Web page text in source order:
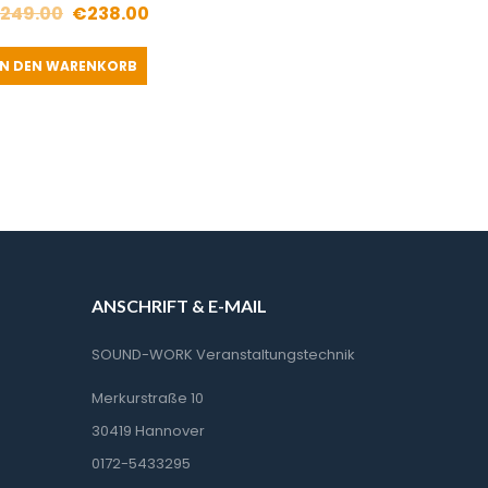
249.00 Ursprünglicher
Preis
war:
€238.00
DEN WARENKORB
ANSCHRIFT & E-MAIL
SOUND-WORK Veranstaltungstechnik
Merkurstraße 10
30419 Hannover
0172-5433295